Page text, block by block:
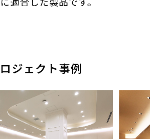
ジェクト事例